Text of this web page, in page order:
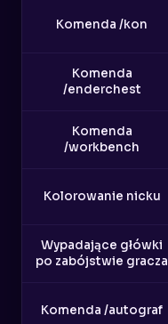
Komenda /kon
Komenda
/enderchest
Komenda
/workbench
Kolorowanie nicku
Wypadające główki
po zabójstwie gracza
Komenda /autograf